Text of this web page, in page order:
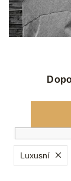
z
n
í
p
r
Luxusní